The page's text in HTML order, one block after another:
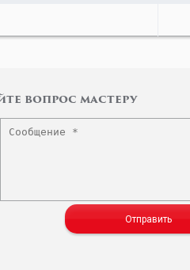
вопрос мастеру
Отправить